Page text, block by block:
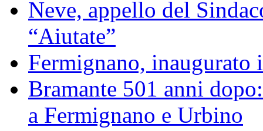
Neve, appello del
“Aiutate”
Fermignano, inaugurato
Bramante 501 anni
a Fermignano e Urbino